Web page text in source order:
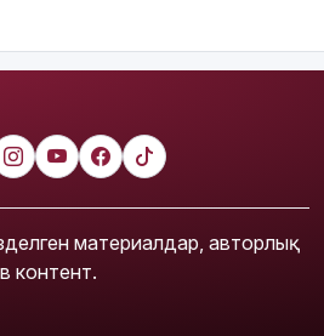
материалдар, авторлық
контент.